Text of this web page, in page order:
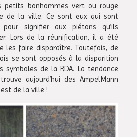
petits bonhommes vert ou rouge
de la ville. Ce sont eux qui sont
signifier aux piétons qu’ils
Lors de la réunification, il a été
les faire disparaître. Toutefois, de
se sont opposés à la disparition
symboles de la RDA. La tendance
aujourd’hui des AmpelMann
de la ville !